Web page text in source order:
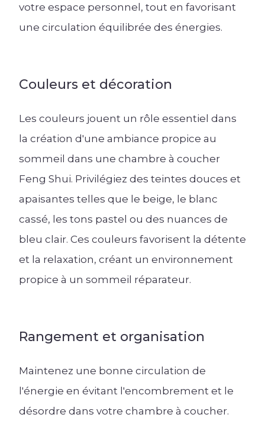
votre espace personnel, tout en favorisant
une circulation équilibrée des énergies.
Couleurs et décoration
Les couleurs jouent un rôle essentiel dans
la création d'une ambiance propice au
sommeil dans une chambre à coucher
Feng Shui. Privilégiez des teintes douces et
apaisantes telles que le beige, le blanc
cassé, les tons pastel ou des nuances de
bleu clair. Ces couleurs favorisent la détente
et la relaxation, créant un environnement
propice à un sommeil réparateur.
Rangement et organisation
Maintenez une bonne circulation de
l'énergie en évitant l'encombrement et le
désordre dans votre chambre à coucher.